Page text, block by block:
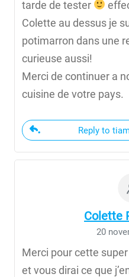
tarde de tester
Colette au dessus je
potimarron dans une
curieuse aussi!
Merci de continuer a
cuisine de votre pays.
Reply to
Colette
20
Merci pour cette
et vous dirai ce que